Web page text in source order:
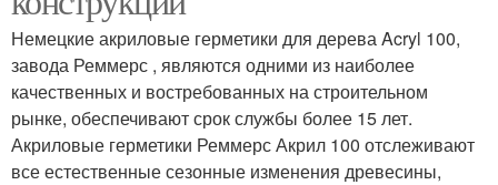
Немецкие акриловые герметики для дерева Acryl 100,
завода Реммерс , являются одними из наиболее
качественных и востребованных на строительном
рынке, обеспечивают срок службы более 15 лет.
Акриловые герметики Реммерс Акрил 100 отслеживают
все естественные сезонные изменения древесины,